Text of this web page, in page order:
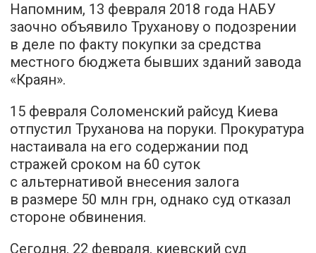
Напомним, 13 февраля 2018 года НАБУ
заочно объявило Труханову о подозрении
в деле по факту покупки за средства
местного бюджета бывших зданий завода
«Краян».
15 февраля Соломенский райсуд Киева
отпустил Труханова на поруки. Прокуратура
настаивала на его содержании под
стражей сроком на 60 суток
с альтернативой внесения залога
в размере 50 млн грн, однако суд отказал
стороне обвинения.
Сегодня, 22 февраля, киевский суд